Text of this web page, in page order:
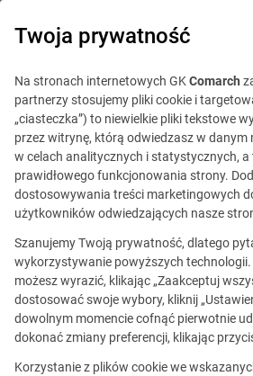
Ta oferta jest już
nieaktualna.
Zobacz podobne
Twoja prywatność
Na stronach internetowych GKComarch
partnerzy stosujemy pliki cookie i
„ciasteczka”) to niewielkie pliki tekstowe
przez witrynę, którą odwiedzasz w danym
w celach analitycznych i statystycznych, a
prawidłowego funkcjonowania strony.
dostosowywania treści marketingowych
użytkowników odwiedzających nasze
Szanujemy Twoją prywatność, dlatego
wykorzystywanie powyższych technologii.
możesz wyrazić, klikając „Zaakceptuj
dostosować swoje wybory, kliknij
dowolnym momencie cofnąć pierwotnie
dokonać zmiany preferencji, klikając
Korzystanie z plików cookie we